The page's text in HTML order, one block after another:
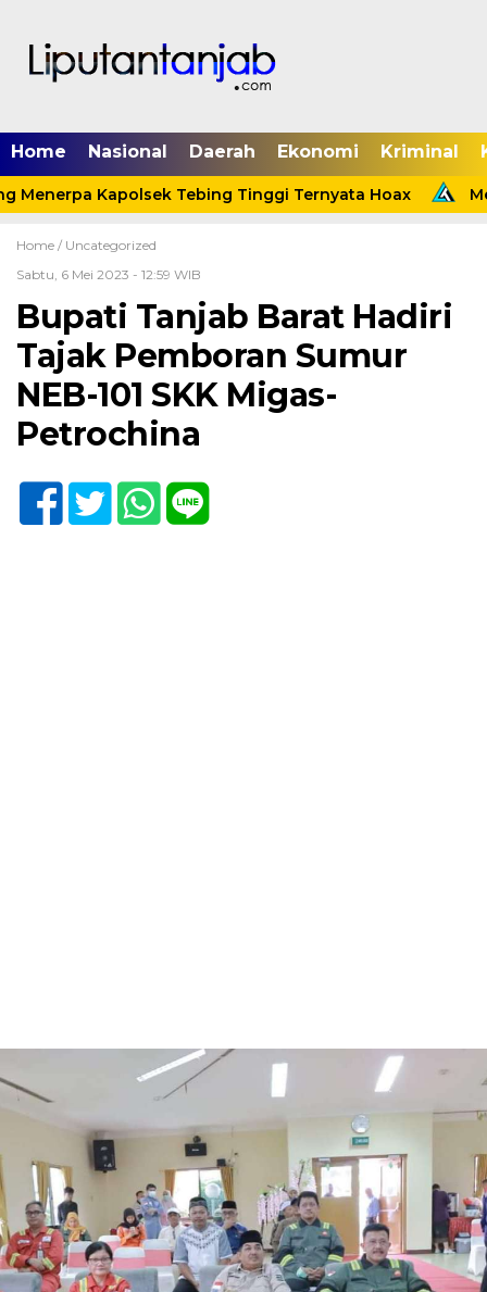
Home Nasional Daerah Ekonomi Kriminal
Menerpa Kapolsek Tebing Tinggi Ternyata Hoax
Home / Uncategorized
Sabtu, 6 Mei 2023 - 12:59 WIB
Bupati Tanjab Barat Hadiri
Tajak Pemboran Sumur
NEB-101 SKK Migas-
Petrochina